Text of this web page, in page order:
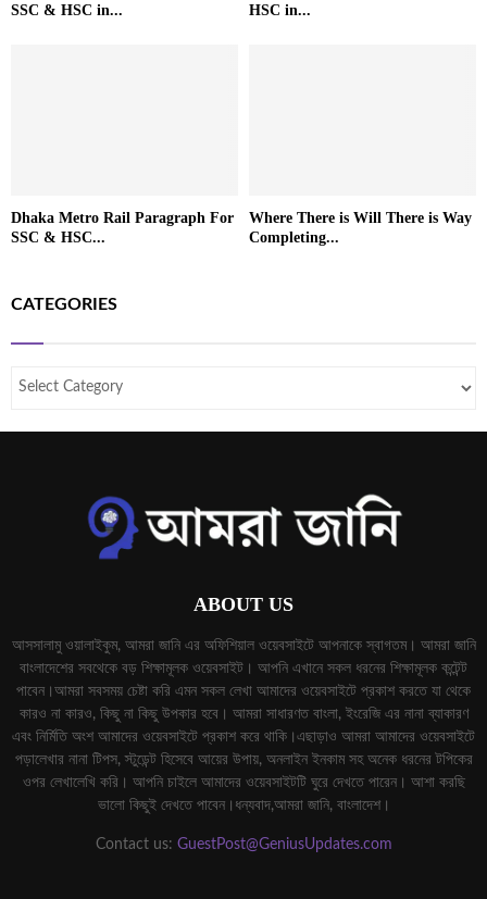
SSC & HSC in...
HSC in...
Dhaka Metro Rail Paragraph For
SSC & HSC...
Where There is Will There is Way
Completing...
CATEGORIES
ABOUT US
আসসালামু ওয়ালাইকুম, আমরা জানি এর অফিশিয়াল ওয়েবসাইটে আপনাকে স্বাগতম। আমরা জানি
বাংলাদেশের সবথেকে বড় শিক্ষামূলক ওয়েবসাইট। আপনি এখানে সকল ধরনের শিক্ষামূলক কন্টেন্ট
পাবেন।আমরা সবসময় চেষ্টা করি এমন সকল লেখা আমাদের ওয়েবসাইটে প্রকাশ করতে যা থেকে
কারও না কারও, কিছু না কিছু উপকার হবে। আমরা সাধারণত বাংলা, ইংরেজি এর নানা ব্যাকারণ
এবং নির্মিতি অংশ আমাদের ওয়েবসাইটে প্রকাশ করে থাকি।এছাড়াও আমরা আমাদের ওয়েবসাইটে
পড়ালেখার নানা টিপস, স্টুডেন্ট হিসেবে আয়ের উপায়, অনলাইন ইনকাম সহ অনেক ধরনের টপিকের
ওপর লেখালেখি করি। আপনি চাইলে আমাদের ওয়েবসাইটটি ঘুরে দেখতে পারেন। আশা করছি
ভালো কিছুই দেখতে পাবেন।ধন্যবাদ,আমরা জানি, বাংলাদেশ।
Contact us: GuestPost@GeniusUpdates.com